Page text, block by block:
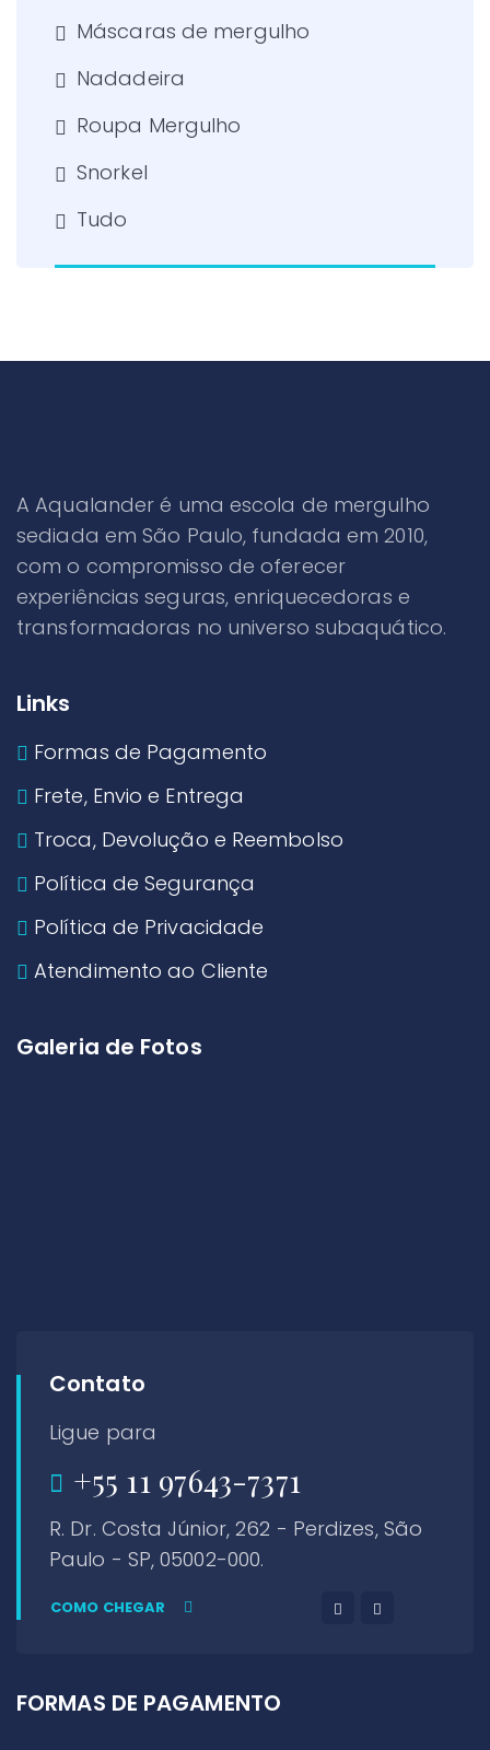
Máscaras de mergulho
Nadadeira
Roupa Mergulho
Snorkel
Tudo
A Aqualander é uma escola de mergulho
sediada em São Paulo, fundada em 2010,
com o compromisso de oferecer
experiências seguras, enriquecedoras e
transformadoras no universo subaquático.
Links
Formas de Pagamento
Frete, Envio e Entrega
Troca, Devolução e Reembolso
Política de Segurança
Política de Privacidade
Atendimento ao Cliente
Galeria de Fotos
Contato
Ligue para
+55 11 97643-7371
R. Dr. Costa Júnior, 262 - Perdizes, São
Paulo - SP, 05002-000.
COMO CHEGAR
FORMAS DE PAGAMENTO